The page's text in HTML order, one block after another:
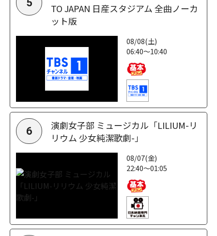
5
TO JAPAN 日産スタジアム 全曲ノーカ
ット版
08/08(土)
06:40～10:40
6
演劇女子部 ミュージカル「LILIUM-リ
リウム 少女純潔歌劇-」
08/07(金)
22:40～01:05